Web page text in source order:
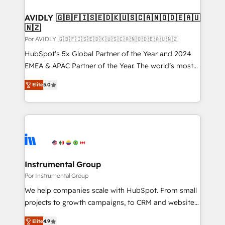
AVIDLY 🇬🇧🇫🇮🇸🇪🇩🇰🇺🇸🇨🇦🇳🇴🇩🇪🇦🇺
🇳🇿
Por AVIDLY 🇬🇧🇫🇮🇸🇪🇩🇰🇺🇸🇨🇦🇳🇴🇩🇪🇦🇺🇳🇿
HubSpot’s 5x Global Partner of the Year and 2024
EMEA & APAC Partner of the Year. The world’s most
experienced and fully accredited HubSpot Solutions
Partner. 🚀 With 2,750+ HubSpot projects delivered
and 370+ specialists across EMEA, APAC and NAM,
we de-risk complex CRM programmes and
multi-region migrations to AI-powered automation,
scale. 🏆 HubSpot’s CEO called us “the partner of the
future.” Others agree it is proof of trust built through
measurable impact.
Elite5.0
Instrumental Group
Por Instrumental Group
We help companies scale with HubSpot. From small
projects to growth campaigns, to CRM and websites.
Hire an agency that's experienced in every inch of
Elite4.9